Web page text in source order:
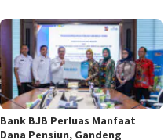
Bank BJB Perluas Manfaat
Dana Pensiun, Gandeng